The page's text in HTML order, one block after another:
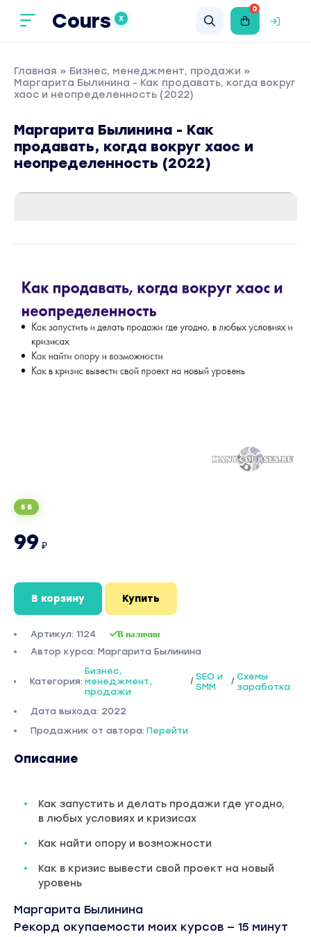
Cours X
0
Главная » Бизнес, менеджмент, продажи »
Маргарита Былинина - Как продавать, когда вокруг
хаос и неопределенность (2022)
Маргарита Былинина - Как
продавать, когда вокруг хаос и
неопределенность (2022)
5 Б
99 ₽
В корзину Купить
Артикул: 1124 В наличии
Автор курса: Маргарита Былинина
Категория:
Бизнес,
менеджмент,
продажи
/ SEO и
SMM
/ Схемы
заработка
Дата выхода: 2022
Продажник от автора: Перейти
Описание
Как запустить и делать продажи где угодно,
в любых условиях и кризисах
Как найти опору и возможности
Как в кризис вывести свой проект на новый
уровень
Маргарита Былинина
Рекорд окупаемости моих курсов — 15 минут